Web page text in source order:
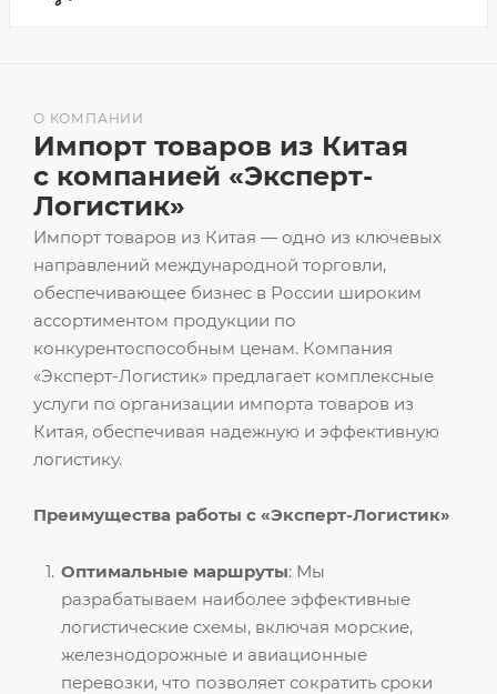
Импорт товаров из Китая — одно из ключевых
направлений международной торговли,
обеспечивающее бизнес в России широким
ассортиментом продукции по
конкурентоспособным ценам. Компания
«Эксперт-Логистик» предлагает комплексные
услуги по организации импорта товаров из
Китая, обеспечивая надежную и эффективную
логистику.
Преимущества работы с «Эксперт-Логистик»
Оптимальные маршруты: Мы
разрабатываем наиболее эффективные
логистические схемы, включая морские,
железнодорожные и авиационные
перевозки, что позволяет сократить сроки
О КОМПАНИИ
Импорт товаров из Китая
с компанией «Эксперт-
Логистик»